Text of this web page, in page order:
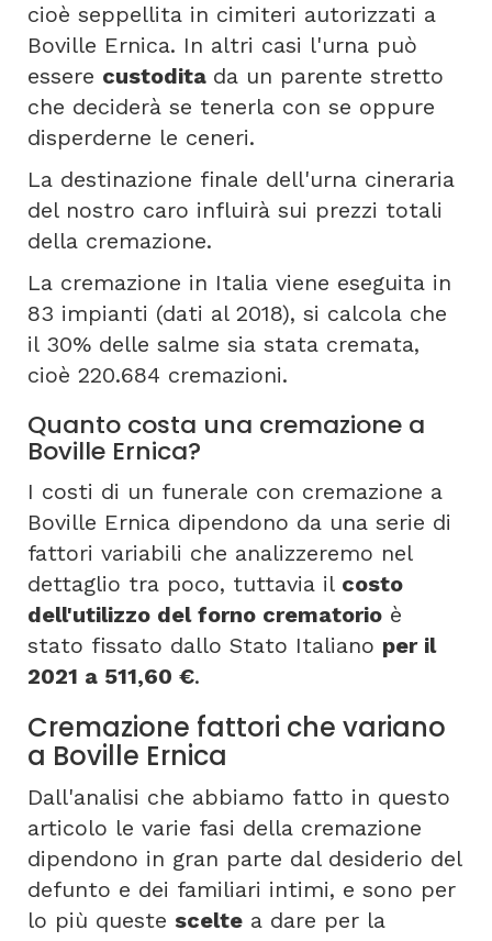
cioè seppellita in cimiteri autorizzati a
Boville Ernica. In altri casi l'urna può
essere custodita da un parente stretto
che deciderà se tenerla con se oppure
disperderne le ceneri.
La destinazione finale dell'urna cineraria
del nostro caro influirà sui prezzi totali
della cremazione.
La cremazione in Italia viene eseguita in
83 impianti (dati al 2018), si calcola che
il 30% delle salme sia stata cremata,
cioè 220.684 cremazioni.
Quanto costa una cremazione a
Boville Ernica?
I costi di un funerale con cremazione a
Boville Ernica dipendono da una serie di
fattori variabili che analizzeremo nel
dettaglio tra poco, tuttavia il costo
dell'utilizzo del forno crematorio è
stato fissato dallo Stato Italiano per il
2021 a 511,60 €.
Cremazione fattori che variano
a Boville Ernica
Dall'analisi che abbiamo fatto in questo
articolo le varie fasi della cremazione
dipendono in gran parte dal desiderio del
defunto e dei familiari intimi, e sono per
lo più queste scelte a dare per la